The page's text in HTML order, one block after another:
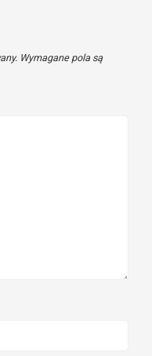
Wymagane pola są